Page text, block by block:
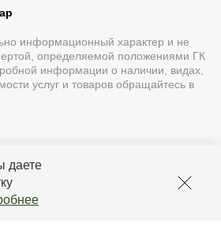
даете
информационный характер и не
определяемой положениями ГК
информации о наличии, видах,
услуг и товаров обращайтесь в